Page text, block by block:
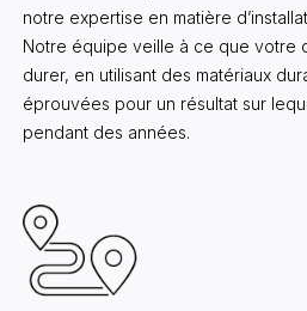
notre expertise en matière
Notre équipe veille à ce que votre
durer, en utilisant des matériaux
éprouvées pour un résultat sur
pendant des années.